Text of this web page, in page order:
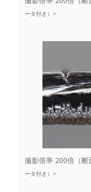
ータ付き）>
撮影倍率 200倍（断
ータ付き）>